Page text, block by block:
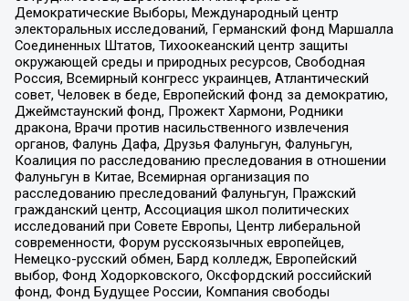
Демократические Выборы, Международный центр
электоральных исследований, Германский фонд Маршалла
Соединенных Штатов, Тихоокеанский центр защиты
окружающей среды и природных ресурсов, Свободная
Россия, Всемирный конгресс украинцев, Атлантический
совет, Человек в беде, Европейский фонд за демократию,
Джеймстаунский фонд, Прожект Хармони, Родники
дракона, Врачи против насильственного извлечения
органов, Фалунь Дафа, Друзья Фалуньгун, Фалуньгун,
Коалиция по расследованию преследования в отношении
Фалуньгун в Китае, Всемирная организация по
расследованию преследований Фалуньгун, Пражский
гражданский центр, Ассоциация школ политических
исследований при Совете Европы, Центр либеральной
современности, Форум русскоязычных европейцев,
Немецко-русский обмен, Бард колледж, Европейский
выбор, Фонд Ходорковского, Оксфордский российский
фонд, Фонд Будущее России, Компания свободы